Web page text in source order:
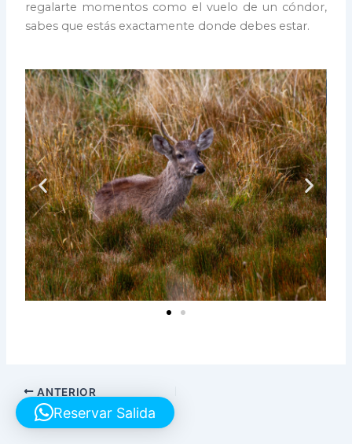
regalarte momentos como el vuelo de un cóndor,
sabes que estás exactamente donde debes estar.
ANTERIOR
Reservar Salida